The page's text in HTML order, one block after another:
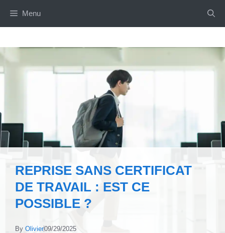
Menu
REPRISE SANS CERTIFICAT
DE TRAVAIL : EST CE
POSSIBLE ?
By Olivier09/29/2025